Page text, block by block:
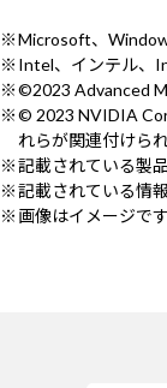
Microsoft、
Intel、インテル、
©2023 Advanced
© 2023 NVIDIA
れらが関連付けら
記載されている製
記載されている情
画像はイメージです